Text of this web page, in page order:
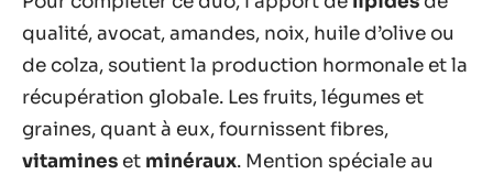
qualité, avocat, amandes, noix, huile d’olive ou
de colza, soutient la production hormonale et la
récupération globale. Les fruits, légumes et
graines, quant à eux, fournissent fibres,
vitamines et minéraux. Mention spéciale au